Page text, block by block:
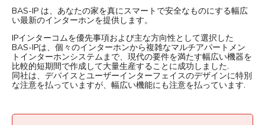
BAS-IP は、あなたの家を真にスマートで安全なものにする幅広
い最新のインターホンを提供します。
IPインターコムを優先事項および主な方向性として選択した
BAS-IPは、個々のインターホンから複雑なマルチアパートメン
トインターホンシステムまで、現代の要件を満たす幅広い機器を
比較的短期間で作成して大量生産することに成功しました.
同社は、デバイスとユーザーインターフェイスのデザインに特別
な注意を払っていますが、幅広い機能にも注意を払っています.